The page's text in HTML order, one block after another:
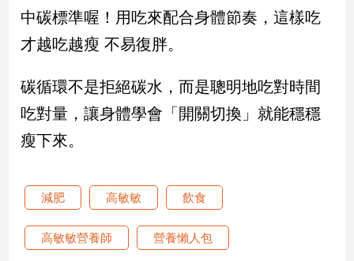
影
專
區
作
媒
體
中碳標準喔！用吃來配合身體節奏，這樣吃
才越吃越瘦 不易復胖。
碳循環不是拒絕碳水，而是聰明地吃對時間
吃對量，讓身體學會「開關切換」就能穩穩
瘦下來。
減肥 高敏敏 飲食
高敏敏營養師 營養懶人包